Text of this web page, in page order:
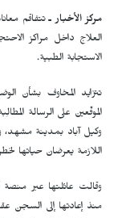
مركز الأخبار ـ تتفاقم
العلاج داخل مراكز
الاستجابة الطبية.
تتزايد المخاوف بشأن
الموقّعين على الرسالة
وكيل آباد بمدينة مشهد،
اللازمة يعرضان حياتها
وقالت عائلتها عبر
منذ إعادتها إلى